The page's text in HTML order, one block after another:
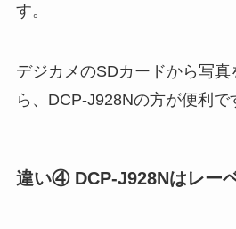
す。
デジカメのSDカードから写
ら、DCP-J928Nの方が便利で
違い④ DCP-J928Nはレー